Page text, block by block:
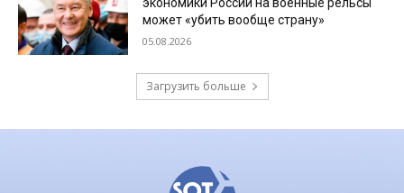
экономики России на военные рельсы
может «убить вообще страну»
05.08.2026
Загрузить больше